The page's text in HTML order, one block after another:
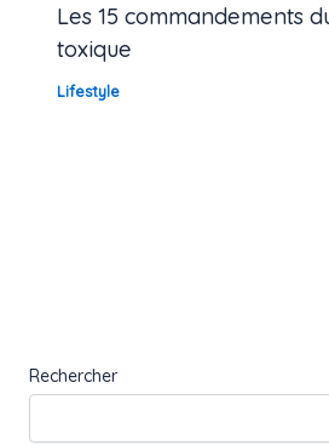
Les 15 commandements
toxique
Lifestyle
Rechercher